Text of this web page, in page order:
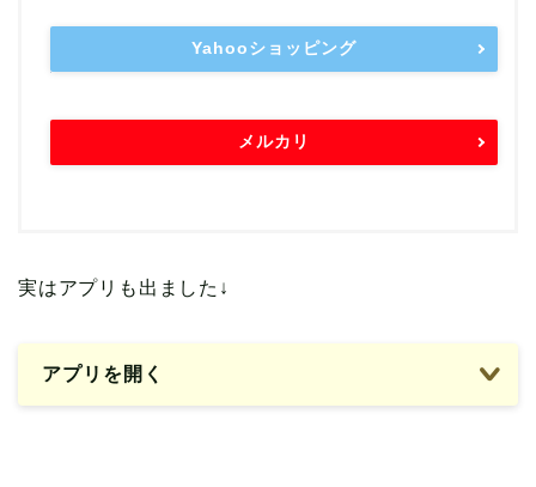
Yahooショッピング
メルカリ
実はアプリも出ました↓
アプリを開く